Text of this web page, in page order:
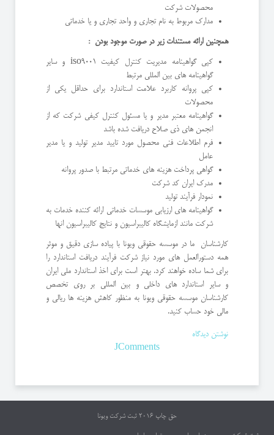
محصولات شرکت
مدارک مربوط به نام تجاری و واحد تجاری و یا خدماتی
همچنین ارائه مستندات زیر در صورت موجود بودن :
کپی گواهینامه مدیریت کنترل کیفیت iso9001 و سایر
گواهینامه های بین المللی مرتبط
کپی پروانه کاربرد علامت استاندارد برای حداقل یکی از
محصولات
گواهینامه معتبر مدیر و یا مسئول کنترل کیفی شرکت که از
انجمن های ذی صلاح دریافت شده باشد
فرم اطلاعات فنی محصول مورد تایید مدیر تولید و یا مدیر
عامل
گواهی پرداخت هزینه های خدماتی مرتبط با صدور پروانه
مدرک ایران کد شرکت
نمودار فرآیند تولید
گواهینامه های ارزیابی موسسات خدماتی ارائه کننده خدمات به
شرکت مانند ازمایشگاه کالیبراسیون و نتایج کالیبراسیون انها
کارشناسان ما در موسسه حقوقی ویونا با پیاده سازی دقیق و موثر
همه دستورالعمل های مورد نیاز شرکت فرآیند دریافت استاندارد را
برای شما ساده خواهند کرد. بهتر است برای اخذ استاندارد ملی ایران
و سایر استاندارد های داخلی و بین المللی بر روی تخصص
کارشناسان موسسه حقوقی ویونا به منظور کاهش هزینه ها ریالی و
مالی خود حساب کنید.
نوشتن دیدگاه
JComments
حق چاپ 2016 ثبت شرکت ویونا